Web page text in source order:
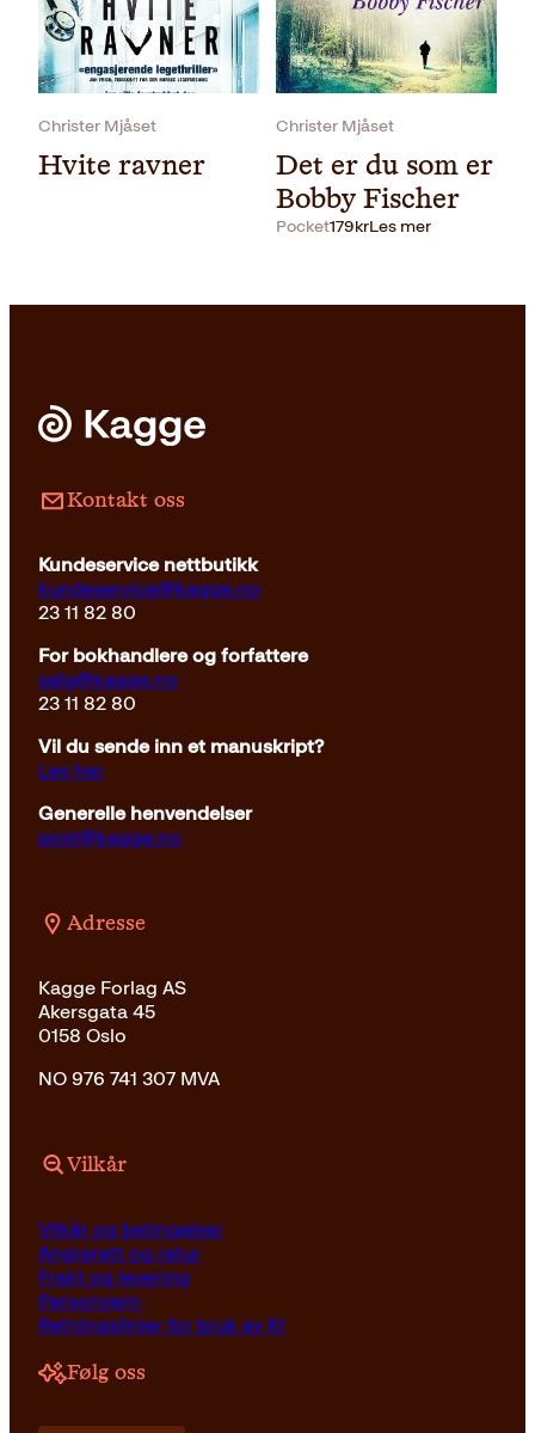
Christer Mjåset
Hvite ravner
Christer Mjåset
Det er du som er
Bobby Fischer
Pocket179krLes mer
Kontakt oss
Kundeservice nettbutikk
kundeservice@kagge.no
23 11 82 80
For bokhandlere og forfattere
salg@kagge.no
23 11 82 80
Vil du sende inn et manuskript?
Les her
Generelle henvendelser
post@kagge.no
Adresse
Kagge Forlag AS
Akersgata 45
0158 Oslo
NO 976 741 307 MVA
Vilkår
Vilkår og betingelser
Angrerett og retur
Frakt og levering
Personvern
Retningslinjer for bruk av KI
Følg oss